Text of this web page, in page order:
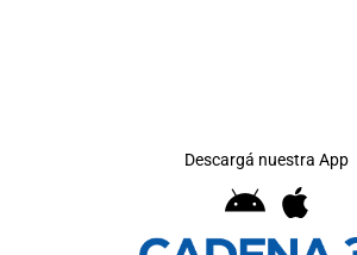
Descargá nuestra App